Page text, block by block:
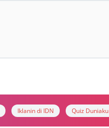
Iklanin di IDN Quiz Duniaku